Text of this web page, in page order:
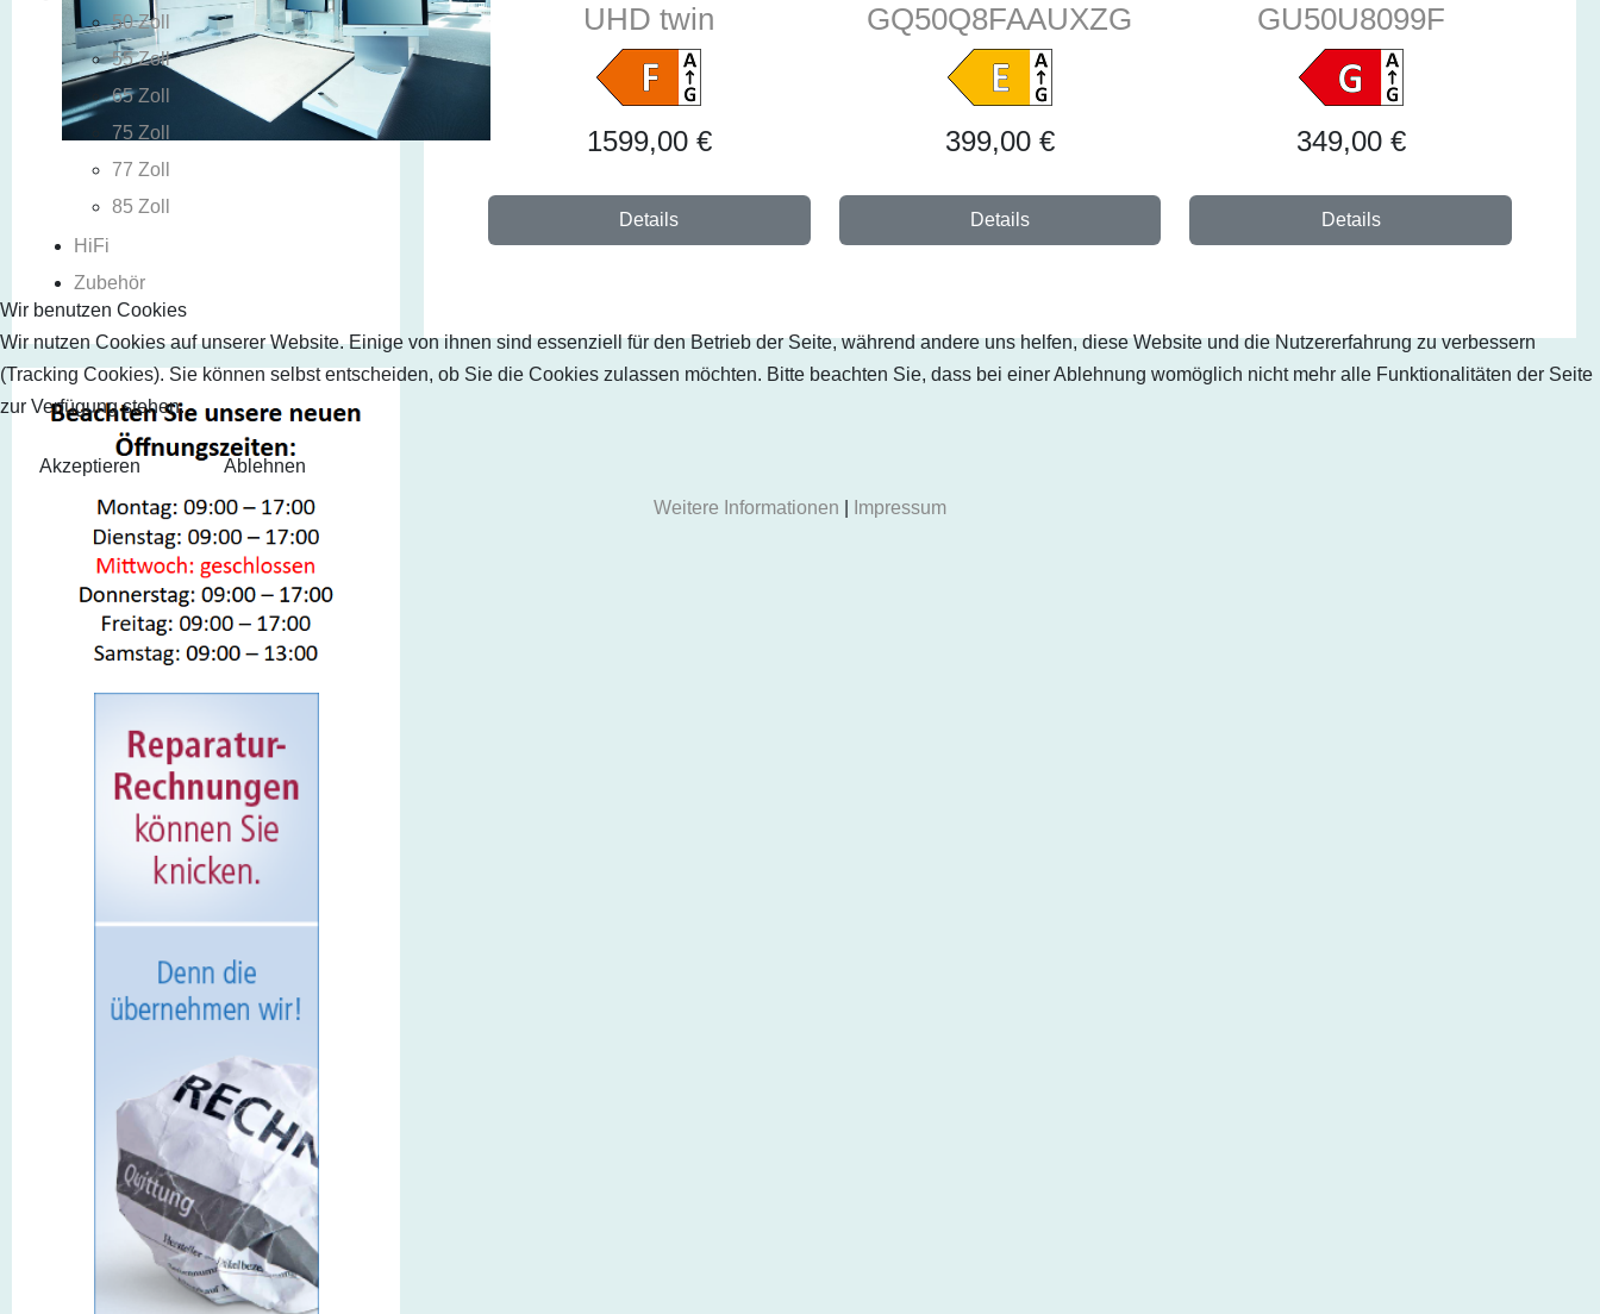
50 Zoll
55 Zoll
65 Zoll
75 Zoll
77 Zoll
85 Zoll
HiFi
Zubehör
UHD twin
1599,00 €
Details
GQ50Q8FAAUXZG
399,00 €
Details
GU50U8099F
349,00 €
Details
Wir benutzen Cookies
Wir nutzen Cookies auf unserer Website. Einige von ihnen sind essenziell für den Betrieb der Seite, während andere uns helfen, diese Website und die Nutzererfahrung zu verbessern
(Tracking Cookies). Sie können selbst entscheiden, ob Sie die Cookies zulassen möchten. Bitte beachten Sie, dass bei einer Ablehnung womöglich nicht mehr alle Funktionalitäten der Seite
zur Verfügung stehen.
Akzeptieren Ablehnen
Weitere Informationen Impressum